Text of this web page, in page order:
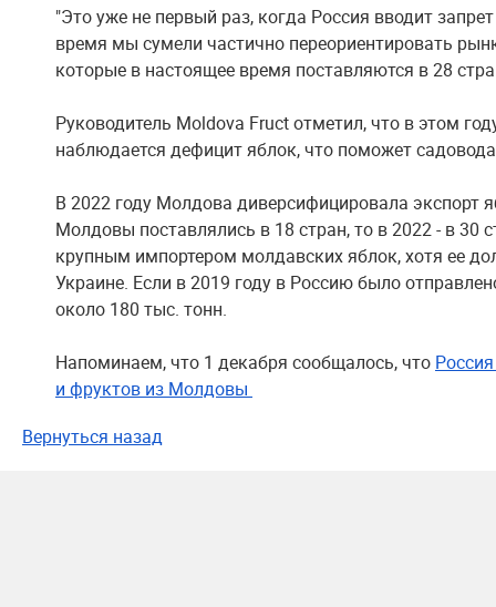
"Это уже не первый раз, когда Россия вводит
время мы сумели частично переориентировать
которые в настоящее время поставляются в 28
Руководитель Moldova Fruct отметил, что в этом
наблюдается дефицит яблок, что поможет
В 2022 году Молдова диверсифицировала экспорт
Молдовы поставлялись в 18 стран, то в 2022 - в 30
крупным импортером молдавских яблок, хотя ее
Украине. Если в 2019 году в Россию было
около 180 тыс. тонн.
Напоминаем, что 1 декабря сообщалось, что ​
и фруктов из Молдовы
Вернуться назад